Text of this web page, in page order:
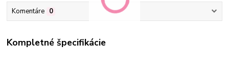
Komentáre 0
Kompletné špecifikácie